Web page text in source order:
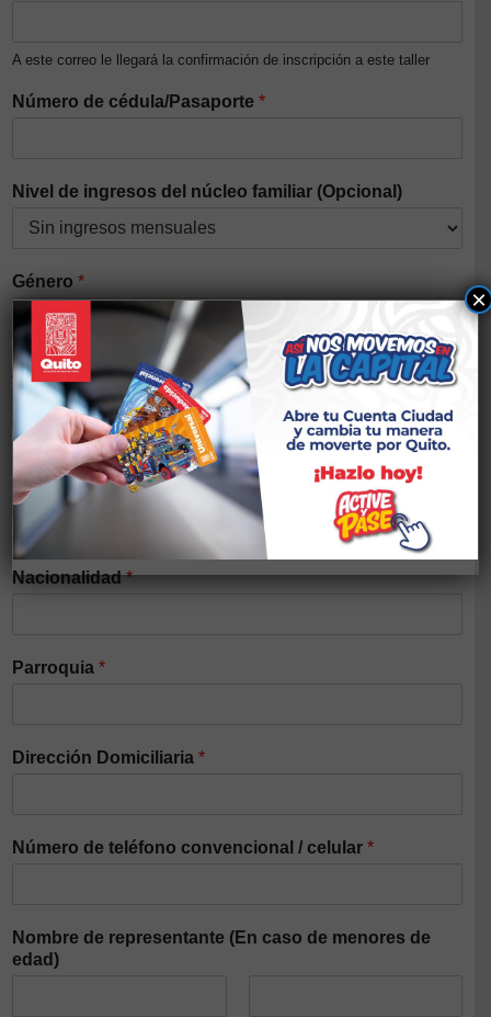
A este correo le llegará la confirmación de inscripción a este taller
Número de cédula/Pasaporte *
Nivel de ingresos del núcleo familiar (Opcional)
Género *
Auto identificación étnica*
Discapacidad*
Si tiene alguna discapacidad elegir el tipo
Nacionalidad*
Parroquia *
Dirección Domiciliaria *
Número de teléfono convencional / celular *
Nombre de representante (En caso de menores de
edad)
×